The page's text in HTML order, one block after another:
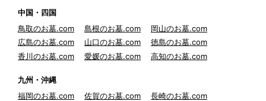
中国・四国
鳥取のお墓.com
島根のお墓.com
岡山のお墓.com
広島のお墓.com
山口のお墓.com
徳島のお墓.com
香川のお墓.com
愛媛のお墓.com 高知のお墓.com
九州・沖縄
福岡のお墓.com
佐賀のお墓.com
長崎のお墓.com